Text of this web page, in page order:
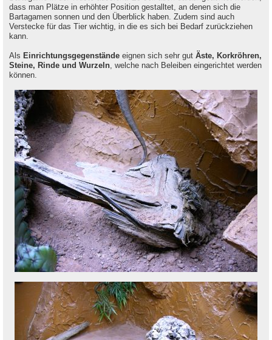
dass man Plätze in erhöhter Position gestalltet, an denen sich die
Bartagamen sonnen und den Überblick haben. Zudem sind auch
Verstecke für das Tier wichtig, in die es sich bei Bedarf zurückziehen
kann.
Als Einrichtungsgegenstände eignen sich sehr gut Äste, Korkröhren,
Steine, Rinde und Wurzeln, welche nach Beleiben eingerichtet werden
können.